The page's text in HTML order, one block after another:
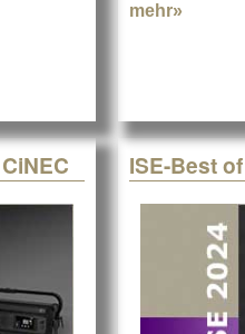
mehr»
ISE-Best